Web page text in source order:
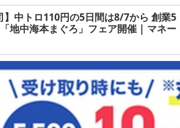
】中トロ110円の5日間は8/7から 創業5
地中海本まぐろ」フェア開催 | マネー